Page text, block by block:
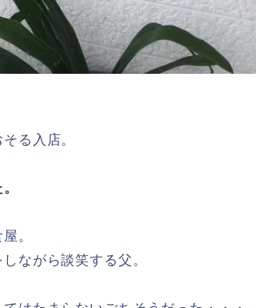
る入店。
。
ながら談笑する父。